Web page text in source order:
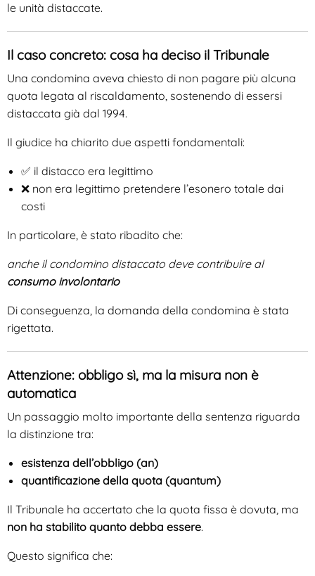
le unità distaccate.
Il caso concreto: cosa ha deciso il Tribunale
Una condomina aveva chiesto di non pagare più alcuna
quota legata al riscaldamento, sostenendo di essersi
distaccata già dal 1994.
Il giudice ha chiarito due aspetti fondamentali:
✅ il distacco era legittimo
❌ non era legittimo pretendere l’esonero totale dai
costi
In particolare, è stato ribadito che:
anche il condomino distaccato deve contribuire al
consumo involontario
Di conseguenza, la domanda della condomina è stata
rigettata.
Attenzione: obbligo sì, ma la misura non è
automatica
Un passaggio molto importante della sentenza riguarda
la distinzione tra:
esistenza dell’obbligo (an)
quantificazione della quota (quantum)
Il Tribunale ha accertato che la quota fissa è dovuta, ma
non ha stabilito quanto debba essere.
Questo significa che: